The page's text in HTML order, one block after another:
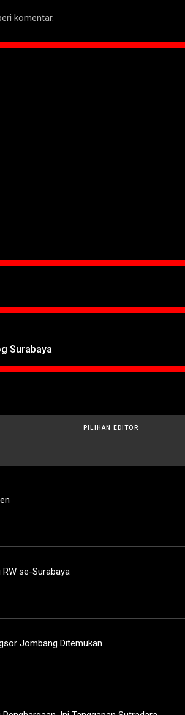
komentar.
Surabaya
PILIHAN EDITOR
se-Surabaya
Jombang Ditemukan